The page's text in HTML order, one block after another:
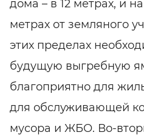
дома – в 12 метрах, и
метрах от земляного
этих пределах
будущую выгребную
благоприятно для
для обслуживающей
мусора и ЖБО. Во-